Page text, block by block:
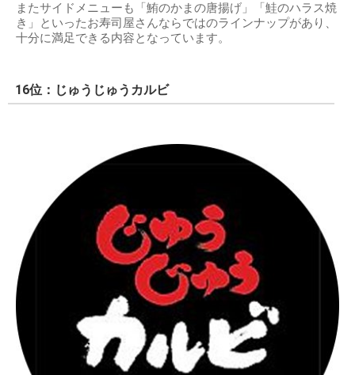
またサイドメニューも「鮪のかまの唐揚げ」「鮭のハラス焼
き」といったお寿司屋さんならではのラインナップがあり、
十分に満足できる内容となっています。
16位：じゅうじゅうカルビ